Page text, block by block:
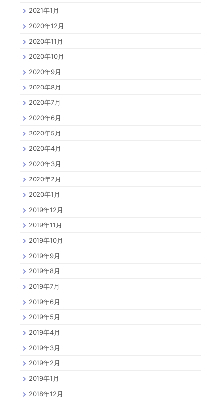
2021年1月
2020年12月
2020年11月
2020年10月
2020年9月
2020年8月
2020年7月
2020年6月
2020年5月
2020年4月
2020年3月
2020年2月
2020年1月
2019年12月
2019年11月
2019年10月
2019年9月
2019年8月
2019年7月
2019年6月
2019年5月
2019年4月
2019年3月
2019年2月
2019年1月
2018年12月